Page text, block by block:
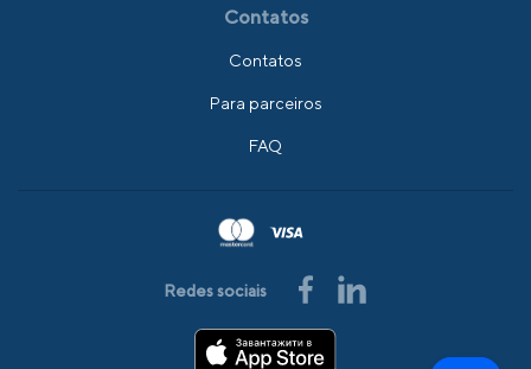
Contatos
Contatos
Para parceiros
FAQ
Redes sociais